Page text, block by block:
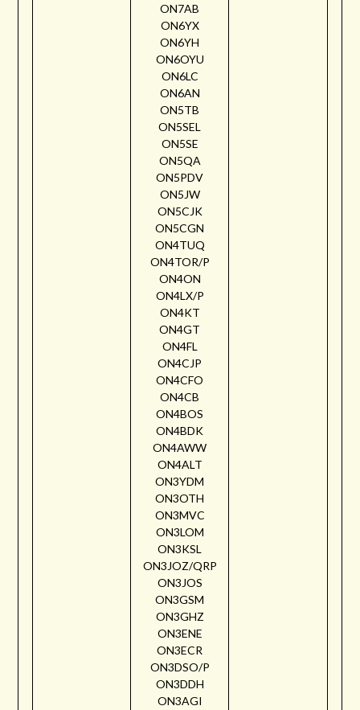
ON7AB
ON6YX
ON6YH
ON6OYU
ON6LC
ON6AN
ON5TB
ON5SEL
ON5SE
ON5QA
ON5PDV
ON5JW
ON5CJK
ON5CGN
ON4TUQ
ON4TOR/P
ON4ON
ON4LX/P
ON4KT
ON4GT
ON4FL
ON4CJP
ON4CFO
ON4CB
ON4BOS
ON4BDK
ON4AWW
ON4ALT
ON3YDM
ON3OTH
ON3MVC
ON3LOM
ON3KSL
ON3JOZ/QRP
ON3JOS
ON3GSM
ON3GHZ
ON3ENE
ON3ECR
ON3DSO/P
ON3DDH
ON3AGI